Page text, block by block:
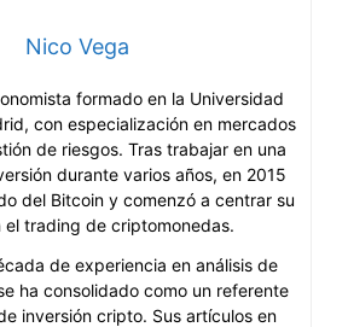
Nico Vega
formado en la Universidad
con especialización en mercados
de riesgos. Tras trabajar en una
durante varios años, en 2015
del Bitcoin y comenzó a centrar su
el trading de criptomonedas.
de experiencia en análisis de
ha consolidado como un referente
inversión cripto. Sus artículos en